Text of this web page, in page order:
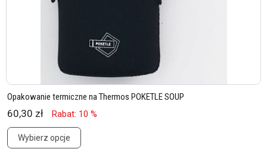
Opakowanie termiczne na Thermos POKETLE SOUP
60,30 zł Rabat: 10 %
Wybierz opcje